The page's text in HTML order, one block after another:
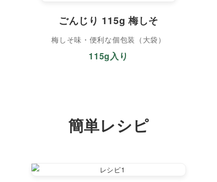
ごんじり 115g 梅しそ
梅しそ味・便利な個包装（大袋）
115g入り
簡単レシピ